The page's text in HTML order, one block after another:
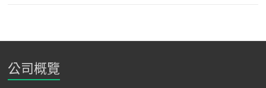
公司概覽